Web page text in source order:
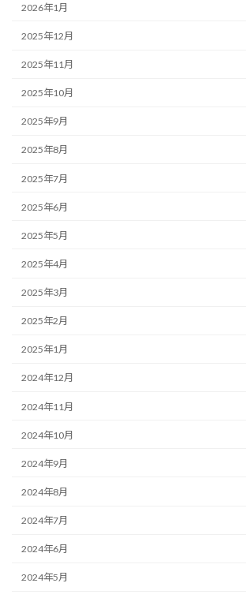
2026年1月
2025年12月
2025年11月
2025年10月
2025年9月
2025年8月
2025年7月
2025年6月
2025年5月
2025年4月
2025年3月
2025年2月
2025年1月
2024年12月
2024年11月
2024年10月
2024年9月
2024年8月
2024年7月
2024年6月
2024年5月